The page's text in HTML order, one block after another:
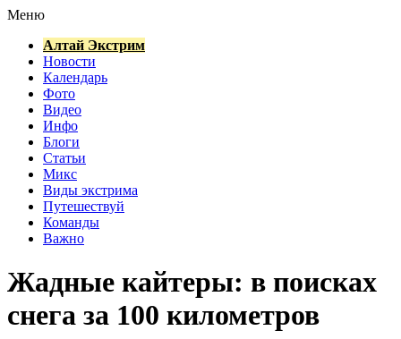
Меню
Алтай Экстрим
Новости
Календарь
Фото
Видео
Инфо
Блоги
Статьи
Микс
Виды экстрима
Путешествуй
Команды
Важно
Жадные кайтеры: в поисках
снега за 100 километров